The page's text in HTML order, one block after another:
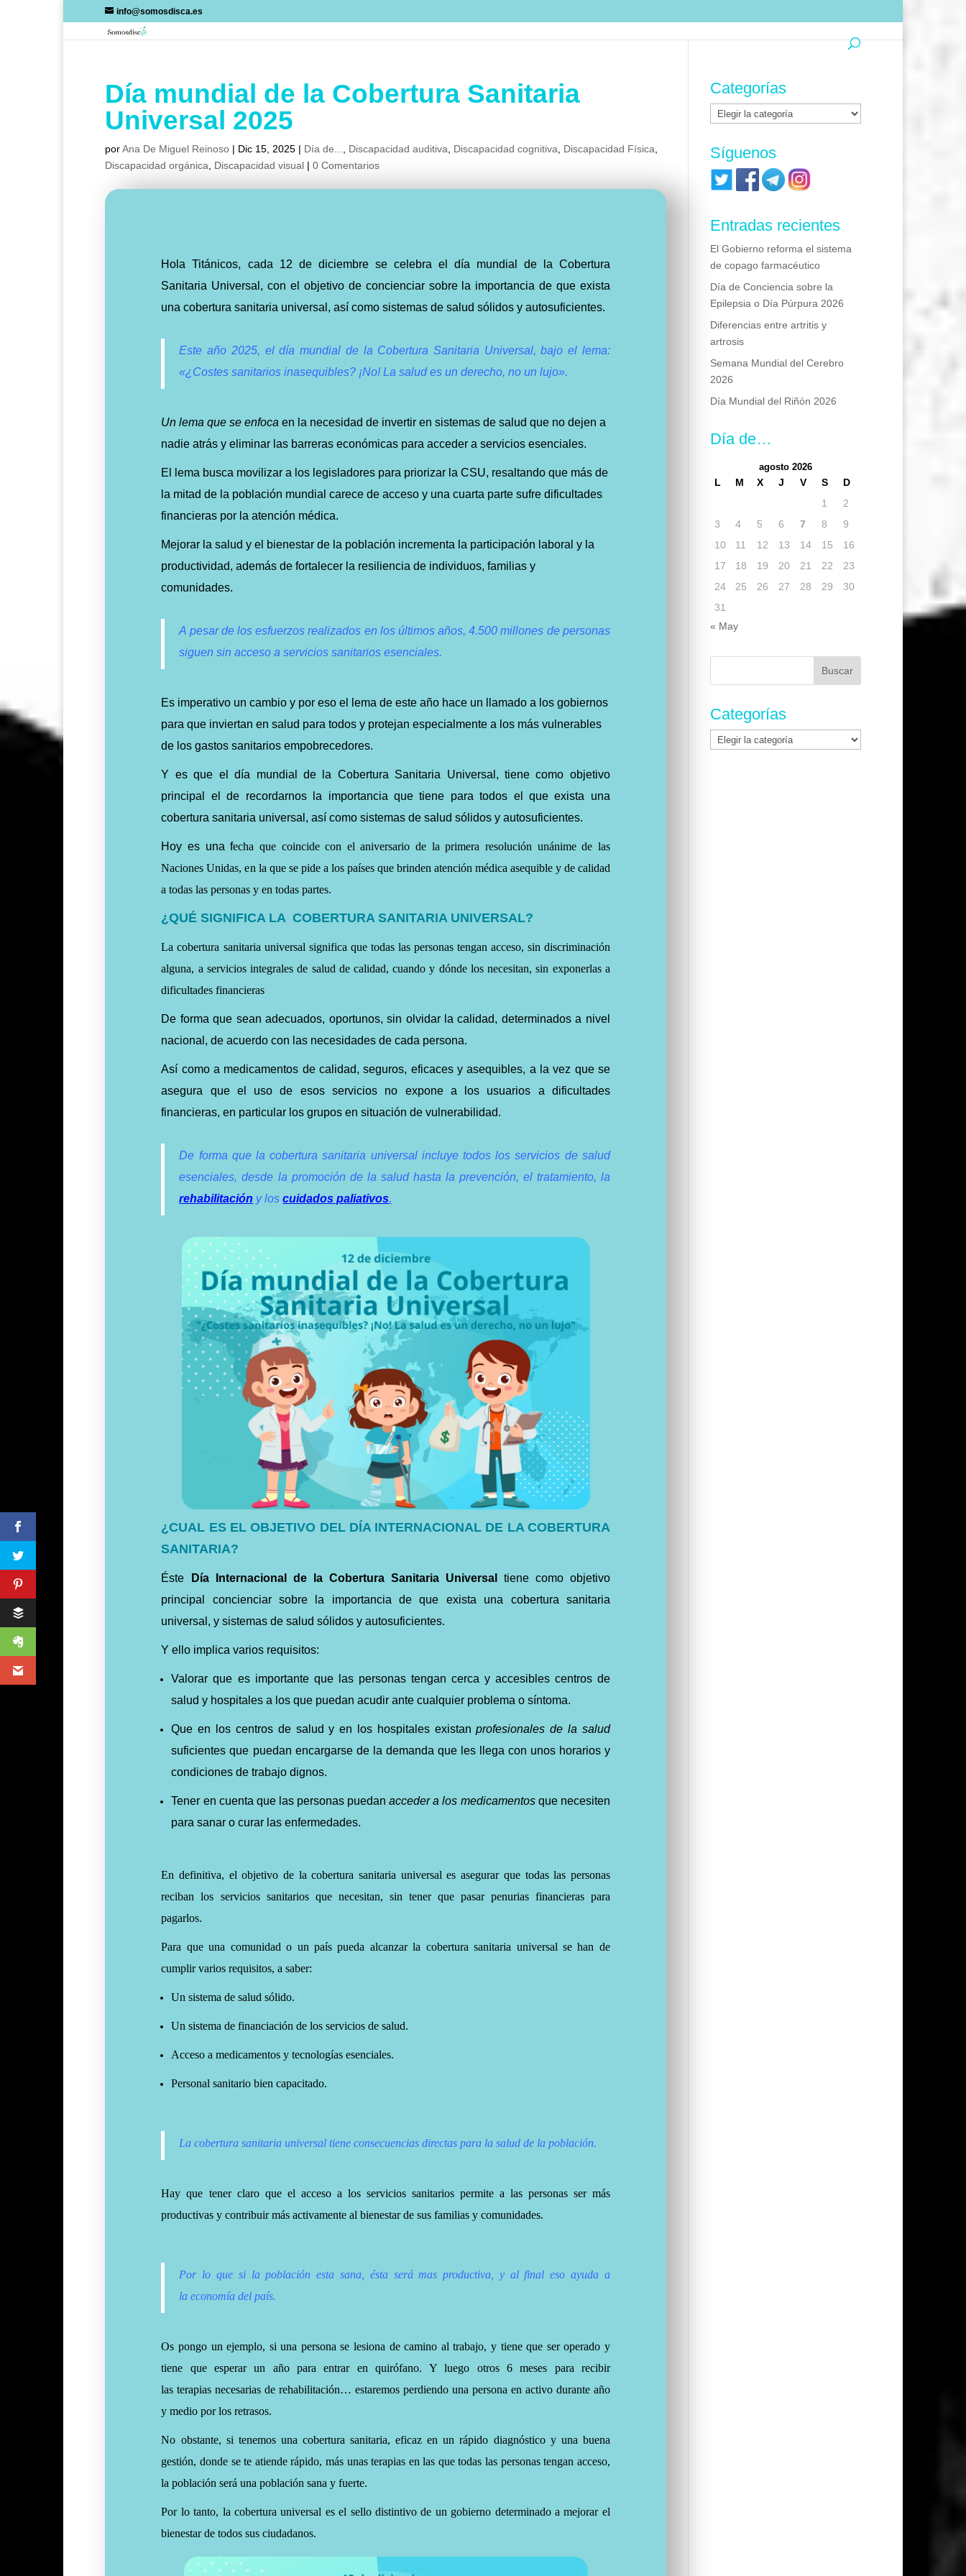
info@somosdisca.es
Día mundial de la Cobertura Sanitaria
Universal 2025
porAna De Miguel Reinoso | Dic 15, 2025 | Día de... Discapacidad auditiva Discapacidad cognitiva Discapacidad Física
Discapacidad orgánica
Discapacidad visual |0 Comentarios
Hola Titánicos, cada 12 de diciembre se celebra el día mundial de la Cobertura
Sanitaria Universal, con el objetivo de concienciar sobre la importancia de que exista
una cobertura sanitaria universal, así como sistemas de salud sólidos y autosuficientes.
Este año 2025, el día mundial de la Cobertura Sanitaria Universal, bajo el lema:
«¿Costes sanitarios inasequibles? ¡No! La salud es un derecho, no un lujo».
Un lema que se enfoca en la necesidad de invertir en sistemas de salud que no dejen a
nadie atrás y eliminar las barreras económicas para acceder a servicios esenciales.
El lema busca movilizar a los legisladores para priorizar la CSU, resaltando que más de
la mitad de la población mundial carece de acceso y una cuarta parte sufre dificultades
financieras por la atención médica.
Mejorar la salud y el bienestar de la población incrementa la participación laboral y la
productividad, además de fortalecer la resiliencia de individuos, familias y
comunidades.
A pesar de los esfuerzos realizados en los últimos años, 4.500 millones de personas
siguen sin acceso a servicios sanitarios esenciales.
Es imperativo un cambio y por eso el lema de este año hace un llamado a los gobiernos
para que inviertan en salud para todos y protejan especialmente a los más vulnerables
de los gastos sanitarios empobrecedores.
Y es que el día mundial de la Cobertura Sanitaria Universal, tiene como objetivo
principal el de recordarnos la importancia que tiene para todos el que exista una
cobertura sanitaria universal, así como sistemas de salud sólidos y autosuficientes.
Hoy es una fecha que coincide con el aniversario de la primera resolución unánime de las
Naciones Unidas, en la que se pide a los países que brinden atención médica asequible y de calidad
a todas las personas y en todas partes.
¿QUÉ SIGNIFICA LA COBERTURA SANITARIA UNIVERSAL?
La cobertura sanitaria universal significa que todas las personas tengan acceso, sin discriminación
alguna, a servicios integrales de salud de calidad, cuando y dónde los necesitan, sin exponerlas a
dificultades financieras
De forma que sean adecuados, oportunos, sin olvidar la calidad, determinados a nivel
nacional, de acuerdo con las necesidades de cada persona.
Así como a medicamentos de calidad, seguros, eficaces y asequibles, a la vez que se
asegura que el uso de esos servicios no expone a los usuarios a dificultades
financieras, en particular los grupos en situación de vulnerabilidad.
De forma que la cobertura sanitaria universal incluye todos los servicios de salud
esenciales, desde la promoción de la salud hasta la prevención, el tratamiento, la
rehabilitación y loscuidados paliativos.
¿CUAL ES EL OBJETIVO DEL DÍA INTERNACIONAL DE LA COBERTURA
SANITARIA?
Éste Día Internacional de la Cobertura Sanitaria Universal
tiene como objetivo
principal concienciar sobre la importancia de que exista una cobertura sanitaria
universal, y sistemas de salud sólidos y autosuficientes.
Y ello implica varios requisitos:
Valorar que es importante que las personas tengan cerca y accesibles centros de
salud y hospitales a los que puedan acudir ante cualquier problema o síntoma.
Que en los centros de salud y en los hospitales existanprofesionales de la salud
suficientes que puedan encargarse de la demanda que les llega con unos horarios y
condiciones de trabajo dignos.
Tener en cuenta que las personas puedanacceder a los medicamentosque necesiten
para sanar o curar las enfermedades.
En definitiva, el objetivo de la cobertura sanitaria universal es asegurar que todas las personas
reciban los servicios sanitarios que necesitan, sin tener que pasar penurias financieras para
pagarlos.
Para que una comunidad o un país pueda alcanzar la cobertura sanitaria universal se han de
cumplir varios requisitos, a saber:
Un sistema de salud sólido.
Un sistema de financiación de los servicios de salud.
Acceso a medicamentos y tecnologías esenciales.
Personal sanitario bien capacitado.
La cobertura sanitaria universal tiene consecuencias directas para la salud de la población.
Hay que tener claro que el acceso a los servicios sanitarios permite a las personas ser más
productivas y contribuir más activamente al bienestar de sus familias y comunidades.
Por lo que si la población esta sana, ésta será mas productiva, y al final eso ayuda a
laeconomía delpaís.
Os pongo un ejemplo, si una persona se lesiona de camino al trabajo, y tiene que ser operado y
tiene que esperar un año para entrar en quirófano.Y luego otros 6 meses para recibir
las terapias necesarias de rehabilitación… estaremos perdiendo una persona en activo durante año
y medio por los retrasos.
No obstante, si tenemos una cobertura sanitaria, eficaz en un rápido diagnóstico y una buena
gestión, donde se te atiende rápido, más unas terapias en las que todas las personas tengan acceso,
la población será una población sana y fuerte.
Por lo tanto, la cobertura universal es el sello distintivo de un gobierno determinado a mejorar el
bienestar de todos sus ciudadanos.
Categorías
Categorías
Síguenos
Entradas recientes
El Gobierno reforma el sistema
de copago farmacéutico
Día de Conciencia sobre la
Epilepsia o Día Púrpura 2026
Diferencias entre artritis y
artrosis
Semana Mundial del Cerebro
2026
Día Mundial del Riñón 2026
Día de…
agosto 2026
L M X J V S
D
1
2
3
4 5 6 7 8
9
10
11 12 13 14 15
16
17
18 19 20 21 22
23
24
25 26 27 28 29
30
31
« May
Buscar:
Categorías
Categorías